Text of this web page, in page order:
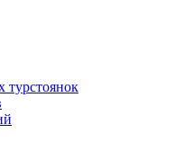
турстоянок